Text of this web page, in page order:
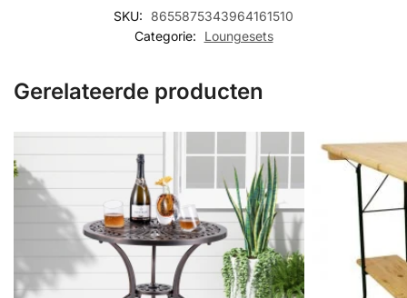
SKU:
8655875343964161510
Categorie:
Loungesets
Gerelateerde producten